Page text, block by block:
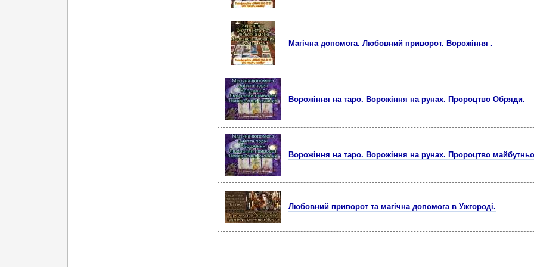
Магічна допoмога. Любовний приворот. Ворожiння .
Ворожiння на таро. Ворожiння на рунах. Пророцтво Обряди.
Ворожiння на таро. Ворожiння на рунах. Пророцтво
Любовний приворот та магічна допомога в Ужгороді.